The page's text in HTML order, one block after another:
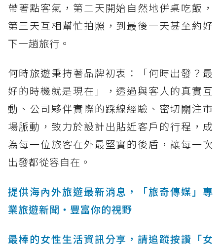
帶著點客氣，第二天開始自然地併桌吃飯，
第三天互相幫忙拍照，到最後一天甚至約好
下一趟旅行。
何時旅遊秉持著品牌初衷：「何時出發？最
好的時機就是現在」，透過與客人的真實互
動、公司夥伴實際的踩線經驗、密切關注市
場脈動，致力於設計出貼近客戶的行程，成
為每一位旅客在外最堅實的後盾，讓每一次
出發都從容自在。
提供海內外旅遊最新消息，「旅奇傳媒」專
業旅遊新聞‧豐富你的視野
最棒的女性生活資訊分享，請追蹤按讚「女